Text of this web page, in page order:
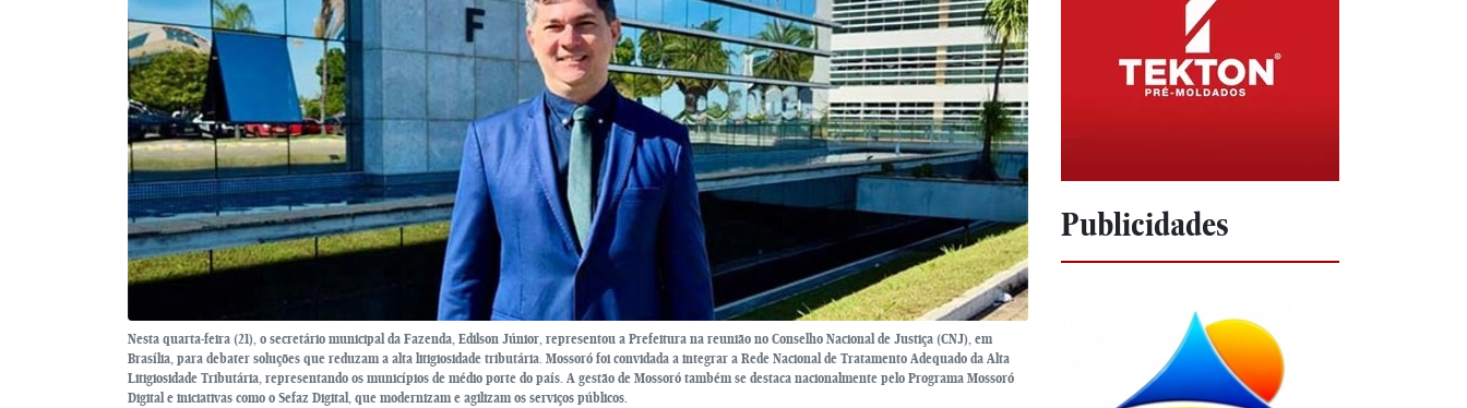
Nesta quarta-feira (21), o secretário municipal da Fazenda, Edilson Júnior, representou a Prefeitura na reunião no Conselho Nacional de Justiça (CNJ), em
Brasília, para debater soluções que reduzam a alta litigiosidade tributária. Mossoró foi convidada a integrar a Rede Nacional de Tratamento Adequado da Alta
Litigiosidade Tributária, representando os municípios de médio porte do país. A gestão de Mossoró também se destaca nacionalmente pelo Programa Mossoró
Digital e iniciativas como o Sefaz Digital, que modernizam e agilizam os serviços públicos.
Publicidades